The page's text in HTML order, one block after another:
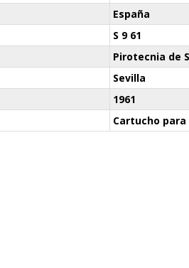
España
S 9 61
Pirotecnia de
Sevilla
1961
Cartucho